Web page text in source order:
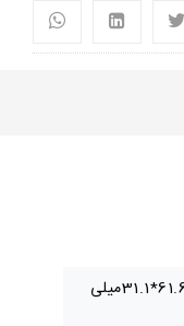
109.5*61.6*31.1میلی